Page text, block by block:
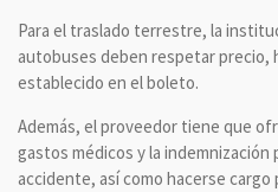
Para el traslado terrestre, la
autobuses deben respetar precio,
establecido en el boleto.
Además, el proveedor tiene que
gastos médicos y la indemnización
accidente, así como hacerse